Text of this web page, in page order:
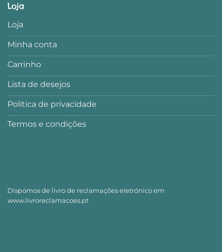
Loja
Loja
Minha conta
Carrinho
Lista de desejos
Política de privacidade
Termos e condições
Dispomos de livro de reclamações eletrónico em
www.livroreclamacoes.pt